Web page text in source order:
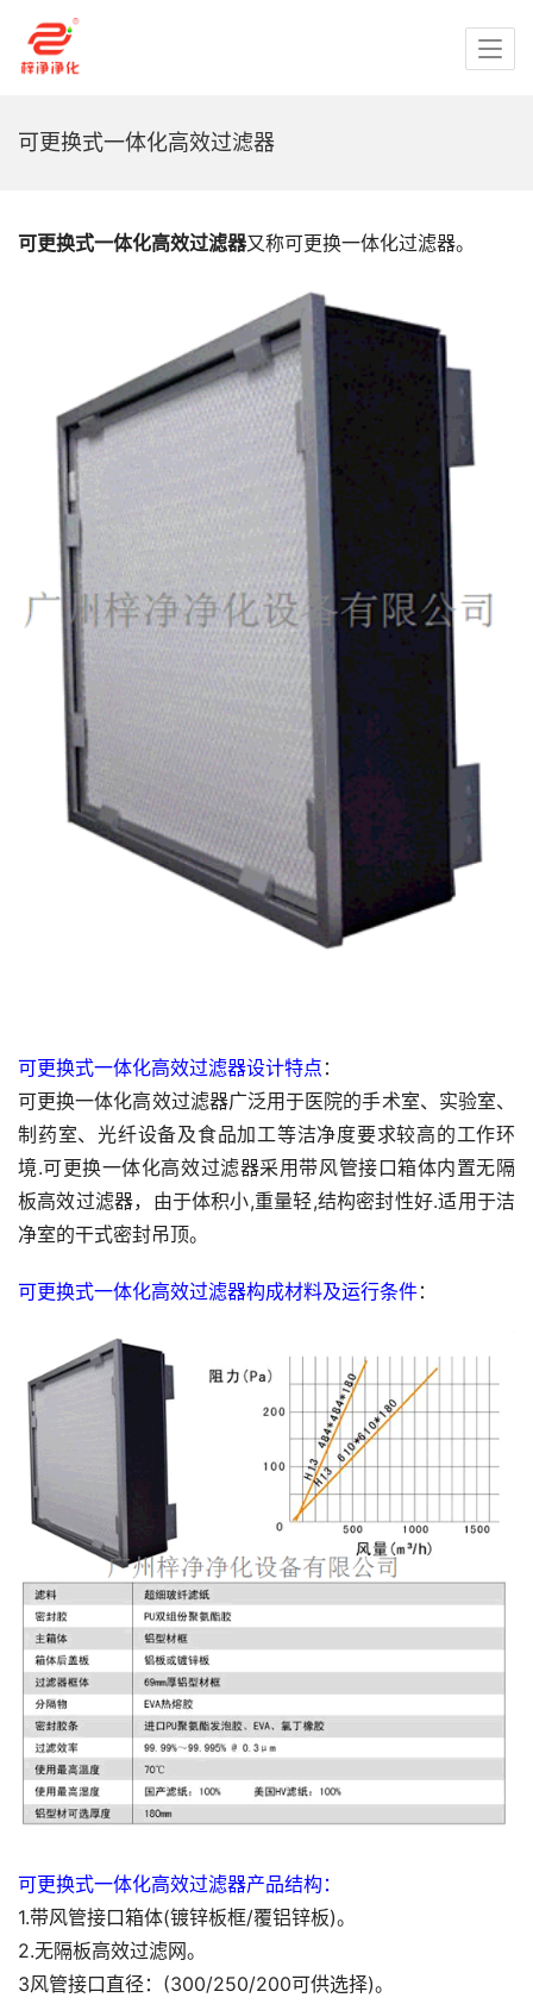
可更换式一体化高效过滤器
可更换式一体化高效过滤器又称可更换一体化过滤器。
可更换式一体化高效过滤器设计特点 ：
可更换一体化高效过滤器广泛用于医院的手术室、实验室、
制药室、光纤设备及食品加工等洁净度要求较高的工作环
境.可更换一体化高效过滤器采用带风管接口箱体内置无隔
板高效过滤器，由于体积小,重量轻,结构密封性好.适用于洁
净室的干式密封吊顶。
可更换式一体化高效过滤器构成材料及运行条件：
可更换式一体化高效过滤器产品结构：
1.带风管接口箱体(镀锌板框/覆铝锌板)。
2.无隔板高效过滤网。
3风管接口直径：(300/250/200可供选择)。